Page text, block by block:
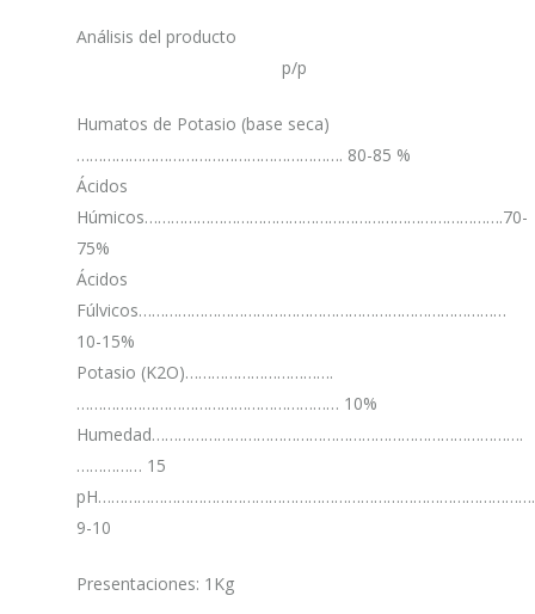
Análisis del producto
p/p
Humatos de Potasio (base seca)
……………………………………………………. 80-85 %
Ácidos
Húmicos……………………………………………………………………….70-
75%
Ácidos
Fúlvicos…………………………………………………………………………
10-15%
Potasio (K2O)…………………………….
…………………………………………………… 10%
Humedad………………………………………………………………………….
…………… 15
9-10
Presentaciones: 1Kg